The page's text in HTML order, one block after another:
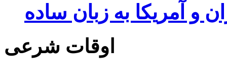
و آمریکا به زبان ساده
اوقات شرعی